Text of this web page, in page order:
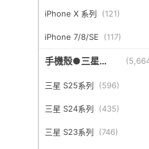
iPhone X 系列 (121)
iPhone 7/8/SE (117)
手機殼●三星
(
三星 S25系列 (596)
三星 S24系列 (435)
三星 S23系列 (746)